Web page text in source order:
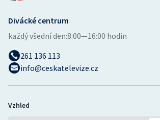
Divácké centrum
každý všední den:8:00—16:00 hodin
261 136 113
info@ceskatelevize.cz
Vzhled